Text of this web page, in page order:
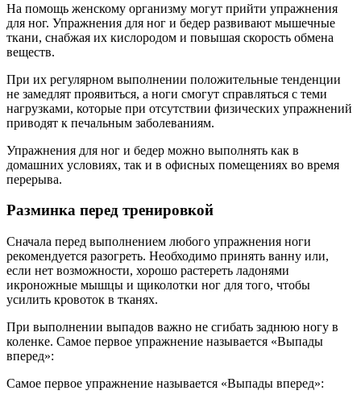
На помощь женскому организму могут прийти упражнения
для ног. Упражнения для ног и бедер развивают мышечные
ткани, снабжая их кислородом и повышая скорость обмена
веществ.
При их регулярном выполнении положительные тенденции
не замедлят проявиться, а ноги смогут справляться с теми
нагрузками, которые при отсутствии физических упражнений
приводят к печальным заболеваниям.
Упражнения для ног и бедер можно выполнять как в
домашних условиях, так и в офисных помещениях во время
перерыва.
Разминка перед тренировкой
Сначала перед выполнением любого упражнения ноги
рекомендуется разогреть. Необходимо принять ванну или,
если нет возможности, хорошо растереть ладонями
икроножные мышцы и щиколотки ног для того, чтобы
усилить кровоток в тканях.
При выполнении выпадов важно не сгибать заднюю ногу в
коленке. Самое первое упражнение называется «Выпады
вперед»:
Самое первое упражнение называется «Выпады вперед»: